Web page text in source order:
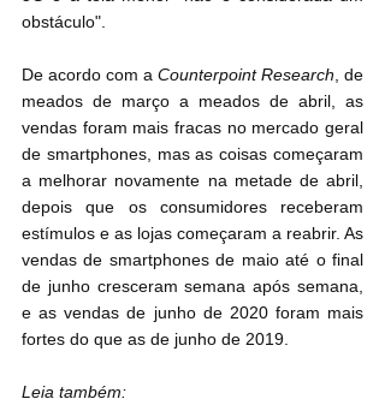
obstáculo".
De acordo com a Counterpoint Research , de
meados de março a meados de abril, as
vendas foram mais fracas no mercado geral
de smartphones, mas as coisas começaram
a melhorar novamente na metade de abril,
depois que os consumidores receberam
estímulos e as lojas começaram a reabrir. As
vendas de smartphones de maio até o final
de junho cresceram semana após semana,
e as vendas de junho de 2020 foram mais
fortes do que as de junho de 2019.
Leia também: